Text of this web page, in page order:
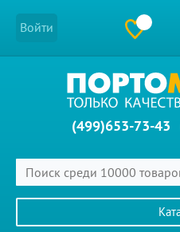
Войти
(499)653-73-43